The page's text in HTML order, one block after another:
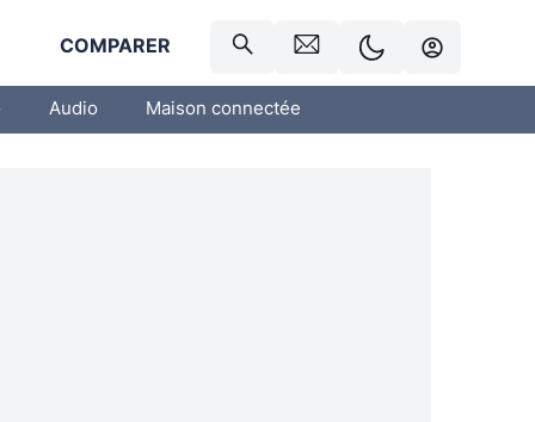
COMPARER
Audio Maison connectée